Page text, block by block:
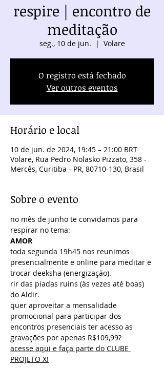
respire | encontro de
meditação
seg., 10 de jun.
  |
Volare
O registro está fechado
Ver outros eventos
Horário e local
10 de jun. de 2024, 19:45 – 21:00 BRT
Volare, Rua Pedro Nolasko Pizzato, 358 -
Mercês, Curitiba - PR, 80710-130, Brasil
Sobre o evento
no mês de junho te convidamos para
respirar no tema:
AMOR
toda segunda 19h45 nos reunimos
presencialmente e online para meditar e
trocar deeksha (energização).
rir das piadas ruins (às vezes até boas)
do Aldir.
quer aproveitar a mensalidade
promocional para participar dos
encontros presenciais ter acesso as
gravações por apenas R$109,99?
acesse aqui e faça parte do CLUBE
PROJETO X!